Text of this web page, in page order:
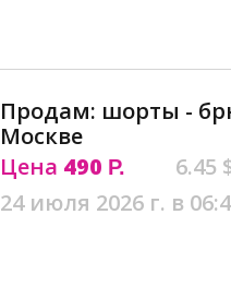
Продам: шорты -
Москве
Цена 490 Р.
6.45
24 июля 2026 г. в